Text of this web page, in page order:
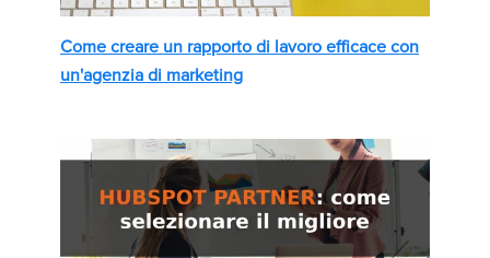
Come creare un rapporto di lavoro efficace con
un'agenzia di marketing